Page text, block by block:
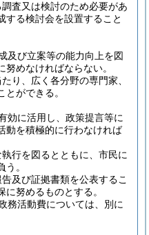
査又は検討のため必要があ
する検討会を設置すること
及び立案等の能力向上を図
めなければならない。
り、広く各分野の専門家、
ができる。
効に活用し、政策提言等に
動を積極的に行わなければ
行を図るとともに、市民に
。
及び証拠書類を公表するこ
努めるものとする。
務活動費については、別に